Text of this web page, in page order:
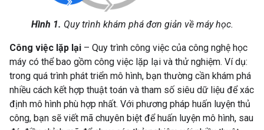
Hình 1. Quy trình khám phá đơn giản về máy học.
Công việc lặp lại – Quy trình công việc của công nghệ học
máy có thể bao gồm công việc lặp lại và thử nghiệm. Ví dụ:
trong quá trình phát triển mô hình, bạn thường cần khám phá
nhiều cách kết hợp thuật toán và tham số siêu dữ liệu để xác
định mô hình phù hợp nhất. Với phương pháp huấn luyện thủ
công, bạn sẽ viết mã chuyên biệt để huấn luyện mô hình, sau